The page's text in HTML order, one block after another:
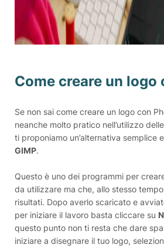
Come creare un logo
Se non sai come creare un logo con
neanche molto pratico nell’utilizzo
ti proponiamo un’alternativa semplice
GIMP.
Questo è uno dei programmi per
da utilizzare ma che, allo stesso
risultati. Dopo averlo scaricato e
per iniziare il lavoro basta cliccare su
questo punto non ti resta che dare
iniziare a disegnare il tuo logo,